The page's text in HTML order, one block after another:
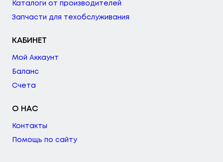
Каталоги от производителей
Запчасти для техобслуживания
КАБИНЕТ
Мой Аккаунт
Баланс
Счета
О НАС
Контакты
Помощь по сайту